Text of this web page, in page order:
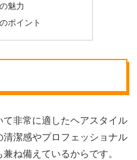
魅力
ポイント
非常に適したヘアスタイル
潔感やプロフェッショナル
ね備えているからです。